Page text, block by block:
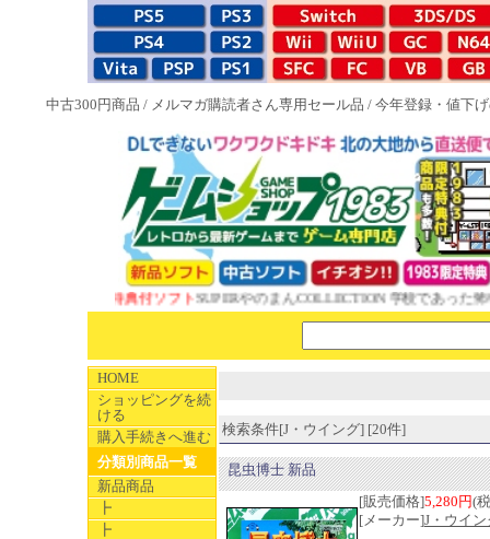
中古300円商品 / メルマガ購読者さん専用セール品 / 今年登録・値下
1983特典付ソフトSUPERやのまんCOLLECTION 学校であった怖い話
HOME
ショッピングを続
ける
購入手続きへ進む
分類別商品一覧
新品商品
┣
┣
検索条件[J・ウイング] [20件]
昆虫博士 新品
[販売価格]5,280円(
[メーカー]J・ウイン